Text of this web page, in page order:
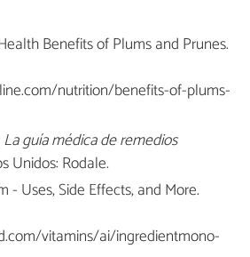
Benefits of Plums and Prunes.
nutrition/benefits-of-plums-
La guía médica de remedios
Unidos: Rodale.
- Uses, Side Effects, and More.
vitamins/ai/ingredientmono-